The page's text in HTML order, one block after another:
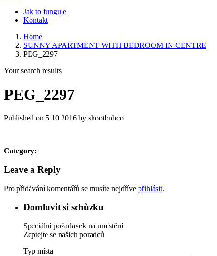
Jak to funguje
Kontakt
Home
SUNNY APARTMENT WITH BEDROOM IN CENTRE
PEG_2297
Your search results
PEG_2297
Published on 5.10.2016 by shootbnbco
Category:
Leave a Reply
Pro přidávání komentářů se musíte nejdříve přihlásit.
Domluvit si schůzku
Speciální požadavek na umístění
Zeptejte se našich poradců
Typ místa